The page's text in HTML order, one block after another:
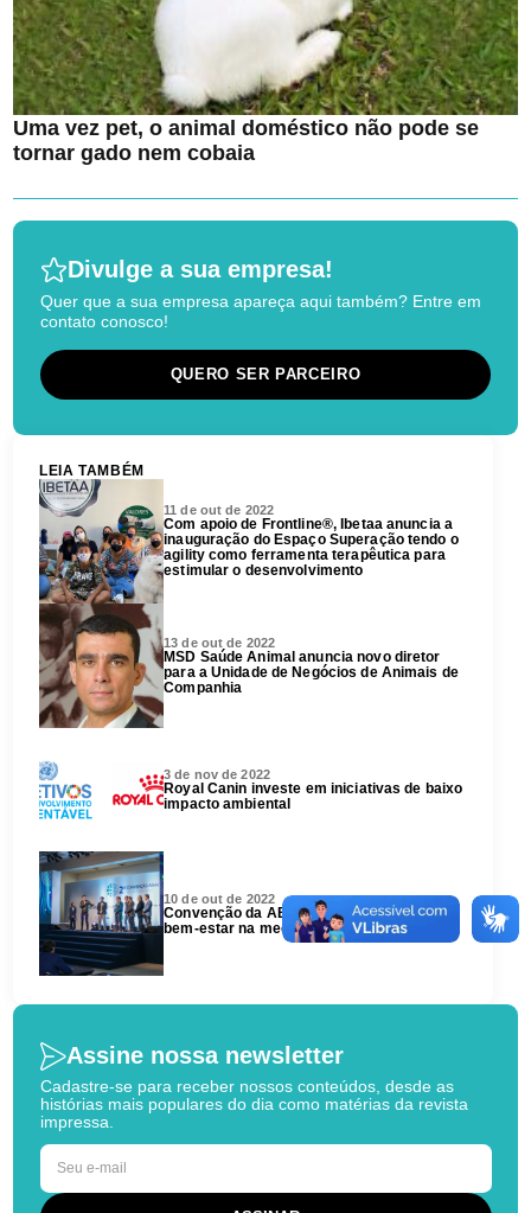
Uma vez pet, o animal doméstico não pode se
tornar gado nem cobaia
Divulge a sua empresa!
Quer que a sua empresa apareça aqui também? Entre em
contato conosco!
QUERO SER PARCEIRO
LEIA TAMBÉM
11 de out de 2022
Com apoio de Frontline®, Ibetaa anuncia a
inauguração do Espaço Superação tendo o
agility como ferramenta terapêutica para
estimular o desenvolvimento
13 de out de 2022
MSD Saúde Animal anuncia novo diretor
para a Unidade de Negócios de Animais de
Companhia
3 de nov de 2022
Royal Canin investe em iniciativas de baixo
impacto ambiental
10 de out de 2022
Convenção da ABHV abordou gestão e
bem-estar na medicina veterinária
Assine nossa newsletter
Cadastre-se para receber nossos conteúdos, desde as
histórias mais populares do dia como matérias da revista
impressa.